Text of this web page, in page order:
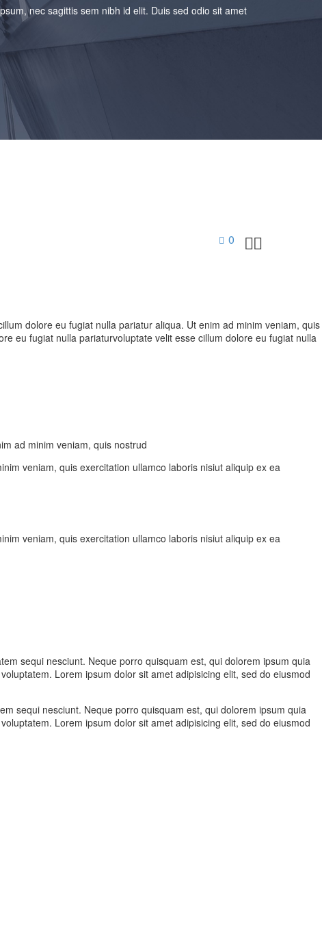
nec sagittis sem nibh id elit. Duis sed odio sit amet
0 
dolore eu fugiat nulla pariatur aliqua. Ut enim ad minim veniam, quis
eu fugiat nulla pariaturvoluptate velit esse cillum dolore eu fugiat nulla
ad minim veniam, quis nostrud
veniam, quis exercitation ullamco laboris nisiut aliquip ex ea
veniam, quis exercitation ullamco laboris nisiut aliquip ex ea
sequi nesciunt. Neque porro quisquam est, qui dolorem ipsum quia
Lorem ipsum dolor sit amet adipisicing elit, sed do eiusmod
sequi nesciunt. Neque porro quisquam est, qui dolorem ipsum quia
Lorem ipsum dolor sit amet adipisicing elit, sed do eiusmod